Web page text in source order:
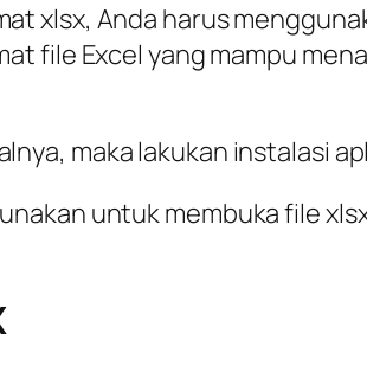
xlsx, Anda harus
file Excel yang mampu
maka lakukan instalasi
untuk membuka file